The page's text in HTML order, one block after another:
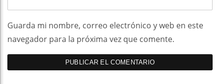
Guarda mi nombre, correo electrónico y web en este
navegador para la próxima vez que comente.